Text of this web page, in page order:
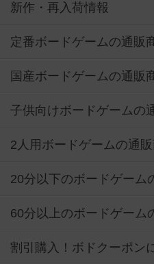
新作・再入荷情報
定番ボードゲームの通販
国産ボードゲームの通販
子供向けボードゲームの
2人用ボードゲームの通
20分以下のボードゲーム
60分以上のボードゲーム
割引購入！ボドクーポン